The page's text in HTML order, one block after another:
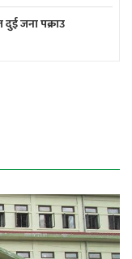
दुई जना पक्राउ